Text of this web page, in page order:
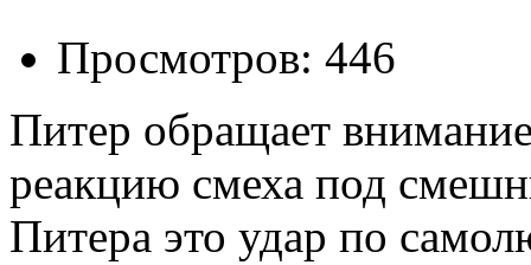
Просмотров: 446
Питер обращает
реакцию смеха под
Питера это удар по